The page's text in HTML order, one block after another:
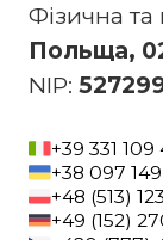
Фізична
Польща,
NIP:
+39 331 109
+38 097
+48 (513)
+49 (152)